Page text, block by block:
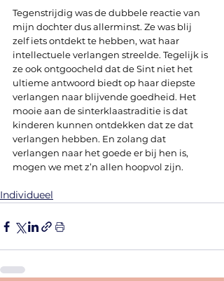
Tegenstrijdig was de dubbele reactie van
mijn dochter dus allerminst. Ze was blij
zelf iets ontdekt te hebben, wat haar
intellectuele verlangen streelde. Tegelijk is
ze ook ontgoocheld dat de Sint niet het
ultieme antwoord biedt op haar diepste
verlangen naar blijvende goedheid. Het
mooie aan de sinterklaastraditie is dat
kinderen kunnen ontdekken dat ze dat
verlangen hebben. En zolang dat
verlangen naar het goede er bij hen is,
mogen we met z’n allen hoopvol zijn.
Individueel